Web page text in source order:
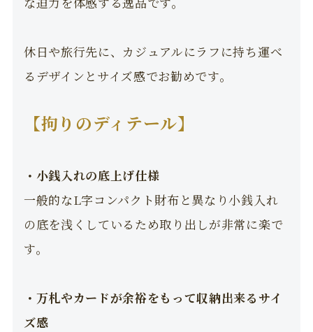
休日や旅行先に、カジュアルにラフに持ち運べ
るデザインとサイズ感でお勧めです。
【拘りのディテール】
・小銭入れの底上げ仕様
一般的なL字コンパクト財布と異なり小銭入れ
の底を浅くしているため取り出しが非常に楽で
す。
・万札やカードが余裕をもって収納出来るサイ
ズ感